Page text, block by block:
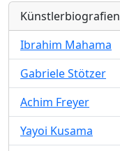
Künstlerbiografien
Ibrahim Mahama
Gabriele Stötzer
Achim Freyer
Yayoi Kusama